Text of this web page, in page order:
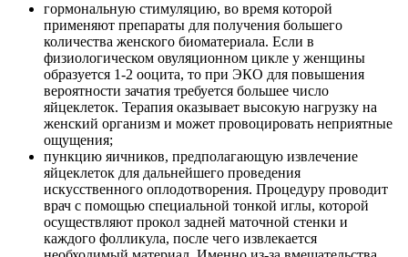
гормональную стимуляцию, во время которой
применяют препараты для получения большего
количества женского биоматериала. Если в
физиологическом овуляционном цикле у женщины
образуется 1-2 ооцита, то при ЭКО для повышения
вероятности зачатия требуется большее число
яйцеклеток. Терапия оказывает высокую нагрузку на
женский организм и может провоцировать неприятные
ощущения;
пункцию яичников, предполагающую извлечение
яйцеклеток для дальнейшего проведения
искусственного оплодотворения. Процедуру проводит
врач с помощью специальной тонкой иглы, которой
осуществляют прокол задней маточной стенки и
каждого фолликула, после чего извлекается